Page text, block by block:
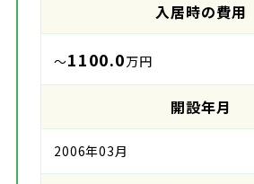
入居時の費用
～1100.0万円
開設年月
2006年03月